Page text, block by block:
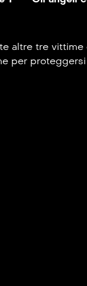
altre tre
per proteggersi